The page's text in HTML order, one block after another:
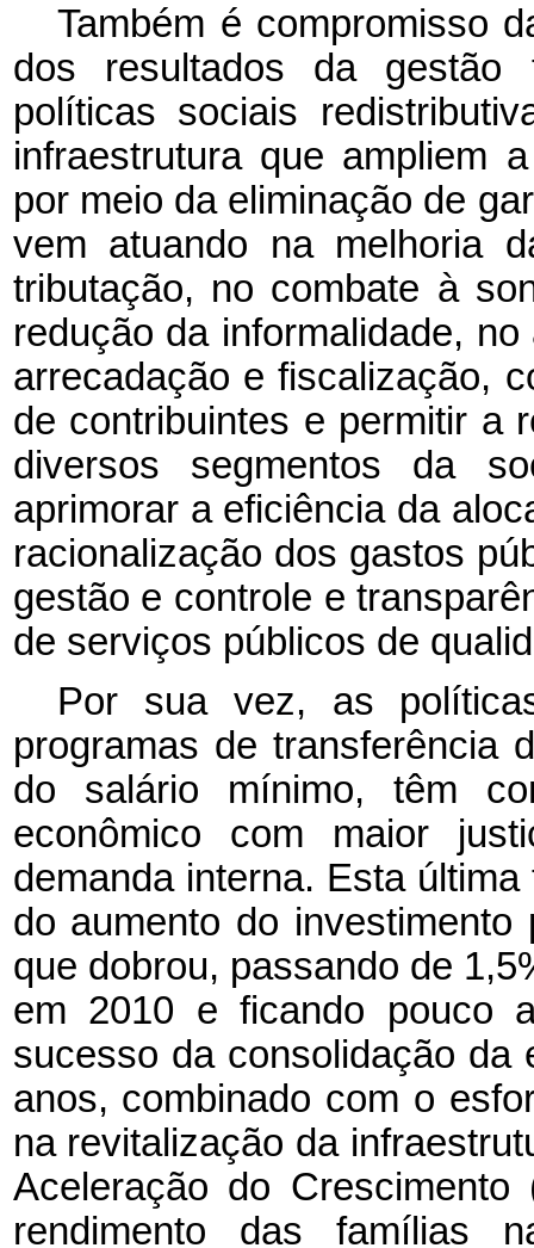
Também é compromisso
dos resultados da gestão
políticas sociais
infraestrutura que ampliem
por meio da eliminação de
vem atuando na melhoria
tributação, no combate à
redução da informalidade,
arrecadação e fiscalização,
de contribuintes e permitir a
diversos segmentos da
aprimorar a eficiência da
racionalização dos gastos
gestão e controle e
de serviços públicos de
Por sua vez, as
programas de transferência
do salário mínimo, têm
econômico com maior
demanda interna. Esta
do aumento do
que dobrou, passando de
em 2010 e ficando pouco
sucesso da consolidação da
anos, combinado com o
na revitalização da
Aceleração do
rendimento das famílias